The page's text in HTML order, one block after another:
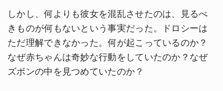
しかし、何よりも彼女を混乱させたのは、見るべ
きものが何もないという事実だった。ドロシーは
ただ理解できなかった。何が起こっているのか？
なぜ赤ちゃんは奇妙な行動をしていたのか？なぜ
ズボンの中を見つめていたのか？